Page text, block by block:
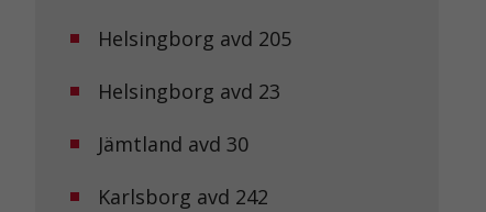
Helsingborg avd 205
Helsingborg avd 23
Jämtland avd 30
Karlsborg avd 242